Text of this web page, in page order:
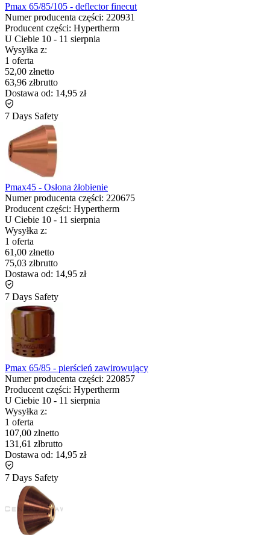
Pmax 65/85/105 - deflector finecut
Numer producenta części: 220931
Producent części: Hypertherm
U Ciebie 10 - 11 sierpnia
Wysyłka z:
1 oferta
52,00 złnetto
63,96 złbrutto
Dostawa od: 14,95 zł
7 Days Safety
Pmax45 - Osłona żłobienie
Numer producenta części: 220675
Producent części: Hypertherm
U Ciebie 10 - 11 sierpnia
Wysyłka z:
1 oferta
61,00 złnetto
75,03 złbrutto
Dostawa od: 14,95 zł
7 Days Safety
Pmax 65/85 - pierścień zawirowujący
Numer producenta części: 220857
Producent części: Hypertherm
U Ciebie 10 - 11 sierpnia
Wysyłka z:
1 oferta
107,00 złnetto
131,61 złbrutto
Dostawa od: 14,95 zł
7 Days Safety